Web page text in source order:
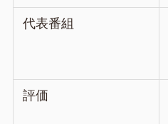
代表番組
評価